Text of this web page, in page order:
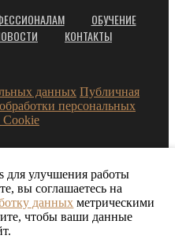
ОБУЧЕНИЕ
КОНТАКТЫ
данных Публичная
персональных
улучшения работы
вы соглашаетесь на
данных метрическими
чтобы ваши данные